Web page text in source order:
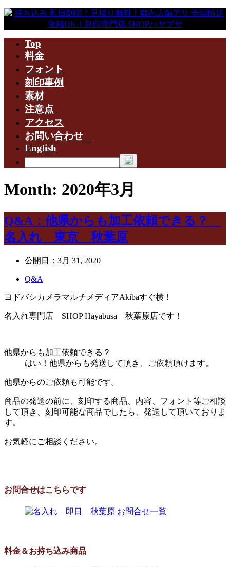
Top
料金
フォント
刻印事例
素材
注意点
アクセス
お問い合わせ
English
Month: 2020年3月
Q&A：他県からも加工依頼できる？
名入れ 東京 秋葉原
公開日： 3月 31, 2020
Q&A
ヨドバシカメラマルチメディアAkibaすぐ横！
名入れ専門店 SHOP Hayabusa 秋葉原店です！
他県からも加工依頼できる？
はい！他県からも発送して頂き、ご依頼頂けます。
他県からのご依頼も可能です。
商品の発送の前に、刻印する商品、内容、フォント等ご相談
して頂き、刻印可能な商品でしたら、発送して頂いておりま
す。
お気軽にご相談ください。
お問合せはこちらです
料金＆お持ち込み商品